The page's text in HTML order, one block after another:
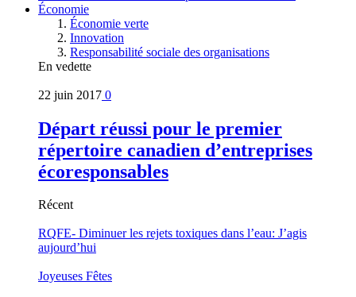
Économie
Économie verte
Innovation
Responsabilité sociale des organisations
En vedette
22 juin 2017 0
Départ réussi pour le premier
répertoire canadien d’entreprises
écoresponsables
Récent
RQFE- Diminuer les rejets toxiques dans l’eau: J’agis
aujourd’hui
Joyeuses Fêtes